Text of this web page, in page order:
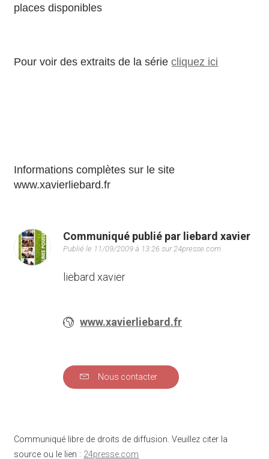
places disponibles
Pour voir des extraits de la sériecliquez ici
Informations complètes sur le site
www.xavierliebard.fr
Communiqué publié par liebard xavier
Publié le 11/09/2009 à 13:26 sur 24presse.com
liebard xavier
www.xavierliebard.fr
Nous contacter
Communiqué libre de droits de diffusion. Veuillez citer la
source ou le lien : 24presse.com